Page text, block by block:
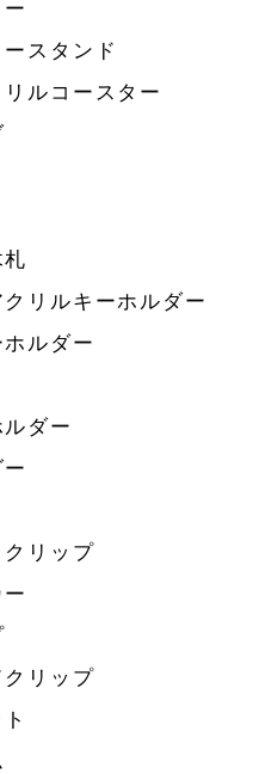
スタンド
ルコースター
リルキーホルダー
ルダー
ダー
リップ
リップ